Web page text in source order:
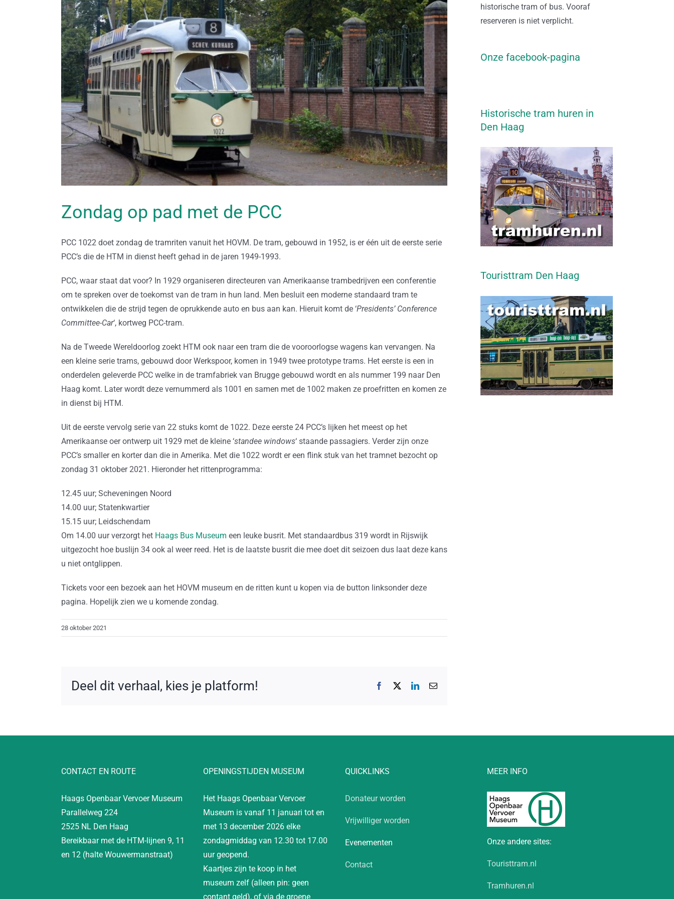
Zondag op pad met de PCC
PCC 1022 doet zondag de tramriten vanuit het HOVM. De tram, gebouwd in 1952, is er één uit de eerste serie
PCC’s die de HTM in dienst heeft gehad in de jaren 1949-1993.
PCC, waar staat dat voor? In 1929 organiseren directeuren van Amerikaanse trambedrijven een conferentie
om te spreken over de toekomst van de tram in hun land. Men besluit een moderne standaard tram te
ontwikkelen die de strijd tegen de oprukkende auto en bus aan kan. Hieruit komt de ‘Presidents’ Conference
Committee-Car‘, kortweg PCC-tram.
Na de Tweede Wereldoorlog zoekt HTM ook naar een tram die de vooroorlogse wagens kan vervangen. Na
een kleine serie trams, gebouwd door Werkspoor, komen in 1949 twee prototype trams. Het eerste is een in
onderdelen geleverde PCC welke in de tramfabriek van Brugge gebouwd wordt en als nummer 199 naar Den
Haag komt. Later wordt deze vernummerd als 1001 en samen met de 1002 maken ze proefritten en komen ze
in dienst bij HTM.
Uit de eerste vervolg serie van 22 stuks komt de 1022. Deze eerste 24 PCC’s lijken het meest op het
Amerikaanse oer ontwerp uit 1929 met de kleine ‘standee windows‘ staande passagiers. Verder zijn onze
PCC’s smaller en korter dan die in Amerika. Met die 1022 wordt er een flink stuk van het tramnet bezocht op
zondag 31 oktober 2021. Hieronder het rittenprogramma:
12.45 uur; Scheveningen Noord
14.00 uur; Statenkwartier
15.15 uur; Leidschendam
Om 14.00 uur verzorgt het Haags Bus Museum een leuke busrit. Met standaardbus 319 wordt in Rijswijk
uitgezocht hoe buslijn 34 ook al weer reed. Het is de laatste busrit die mee doet dit seizoen dus laat deze kans
u niet ontglippen.
Tickets voor een bezoek aan het HOVM museum en de ritten kunt u kopen via de button linksonder deze
pagina. Hopelijk zien we u komende zondag.
28 oktober 2021
Deel dit verhaal, kies je platform! Facebook LinkedIn
E-
historische tram of bus. Vooraf
reserveren is niet verplicht.
Onze facebook-pagina
Historische tram huren in
Den Haag
Touristtram Den Haag
CONTACT EN ROUTE
Haags Openbaar Vervoer Museum
Parallelweg 224
2525 NL Den Haag
Bereikbaar met de HTM-lijnen 9, 11
en 12 (halte Wouwermanstraat)
OPENINGSTIJDEN MUSEUM
Het Haags Openbaar Vervoer
Museum is vanaf 11 januari tot en
met 13 december 2026 elke
zondagmiddag van 12.30 tot 17.00
uur geopend.
Kaartjes zijn te koop in het
museum zelf (alleen pin: geen
contant geld), of via de groene
QUICKLINKS
Donateur worden
Vrijwilliger worden
Evenementen
Contact
MEER INFO
Onze andere sites:
Touristtram.nl
Tramhuren.nl